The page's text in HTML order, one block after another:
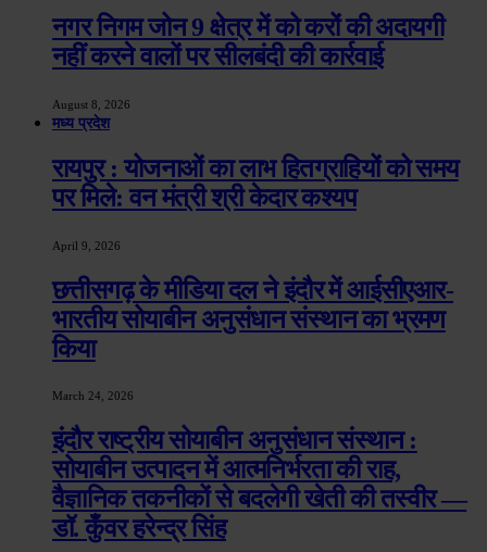
नगर निगम जोन 9 क्षेत्र में को करों की अदायगी
नहीं करने वालों पर सीलबंदी की कार्रवाई
August 8, 2026
मध्य प्रदेश
रायपुर : योजनाओं का लाभ हितग्राहियों को समय
पर मिले: वन मंत्री श्री केदार कश्यप
April 9, 2026
छत्तीसगढ़ के मीडिया दल ने इंदौर में आईसीएआर-
भारतीय सोयाबीन अनुसंधान संस्थान का भ्रमण
किया
March 24, 2026
इंदौर राष्ट्रीय सोयाबीन अनुसंधान संस्थान :
सोयाबीन उत्पादन में आत्मनिर्भरता की राह,
वैज्ञानिक तकनीकों से बदलेगी खेती की तस्वीर —
डॉ. कुँवर हरेन्द्र सिंह